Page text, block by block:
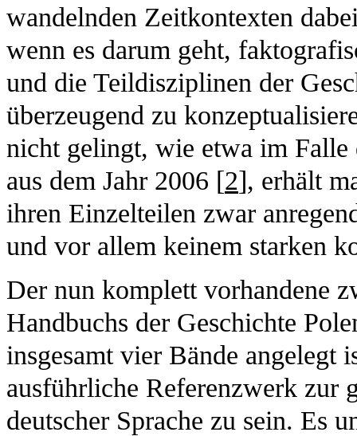
wandelnden Zeitkontexten
wenn es darum geht,
und die Teildisziplinen der
überzeugend zu
nicht gelingt, wie etwa im
aus dem Jahr 2006 [2], erhält
ihren Einzelteilen zwar
und vor allem keinem starken
Der nun komplett vorhandene
Handbuchs der Geschichte
insgesamt vier Bände angelegt
ausführliche Referenzwerk zur
deutscher Sprache zu sein. Es